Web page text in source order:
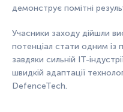
демонструє помітні
Учасники заходу дійшли
потенціал стати одним із
завдяки сильній ІТ-
швидкій адаптації
DefenceTech.